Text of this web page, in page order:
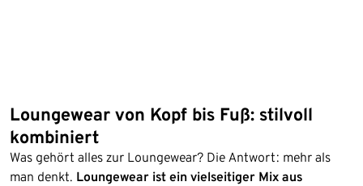
Loungewear von Kopf bis Fuß: stilvoll
kombiniert
Was gehört alles zur Loungewear? Die Antwort: mehr als
man denkt. Loungewear ist ein vielseitiger Mix aus